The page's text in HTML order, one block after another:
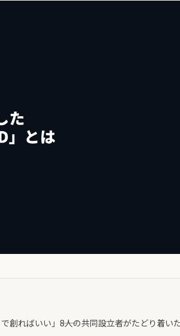
創ればいい」――8人の共同設立者がたどり着い